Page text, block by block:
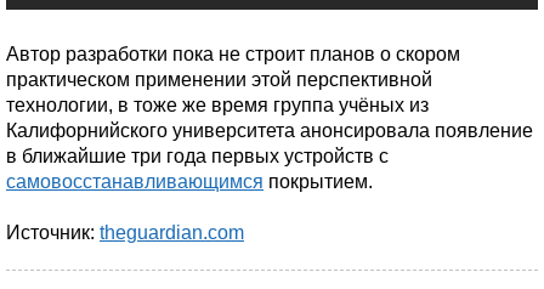
Автор разработки пока не строит планов о скором
практическом применении этой перспективной
технологии, в тоже же время группа учёных из
Калифорнийского университета анонсировала появление
в ближайшие три года первых устройств с
самовосстанавливающимся покрытием.
Источник: theguardian.com